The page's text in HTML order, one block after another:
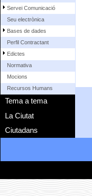
Servei Comunicació
Seu electrònica
Bases de dades
Perfil Contractant
Edictes
Normativa
Mocions
Recursos Humans
Tema a tema
La Ciutat
Ciutadans